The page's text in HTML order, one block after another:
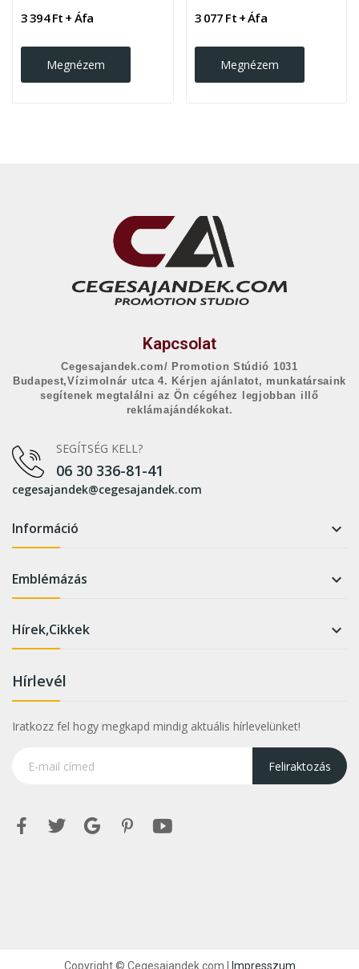
3 394 Ft + Áfa
Megnézem
3 077 Ft + Áfa
Megnézem
Kapcsolat
Cegesajandek.com/ Promotion Stúdió 1031
Budapest,Vízimolnár utca 4. Kérjen ajánlatot, munkatársaink
segítenek megtalálni az Ön cégéhez legjobban illő
reklámajándékokat.
SEGÍTSÉG KELL?
06 30 336-81-41
cegesajandek@cegesajandek.com
Információ 
Emblémázás 
Hírek,Cikkek 
Hírlevél
Iratkozz fel hogy megkapd mindig aktuális hírlevelünket!
Feliraktozás
Copyright © Cegesajandek.com | Impresszum